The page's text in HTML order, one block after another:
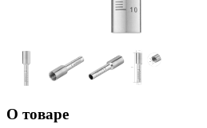
О товаре